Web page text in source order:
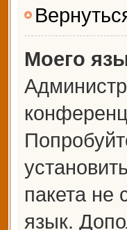
Моего
пакета не
язык.